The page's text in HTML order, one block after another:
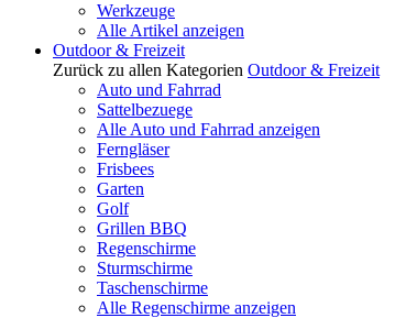
Werkzeuge
Alle Artikel anzeigen
Outdoor & Freizeit
Zurück zu allen Kategorien Outdoor & Freizeit
Auto und Fahrrad
Sattelbezuege
Alle Auto und Fahrrad anzeigen
Ferngläser
Frisbees
Garten
Golf
Grillen BBQ
Regenschirme
Sturmschirme
Taschenschirme
Alle Regenschirme anzeigen